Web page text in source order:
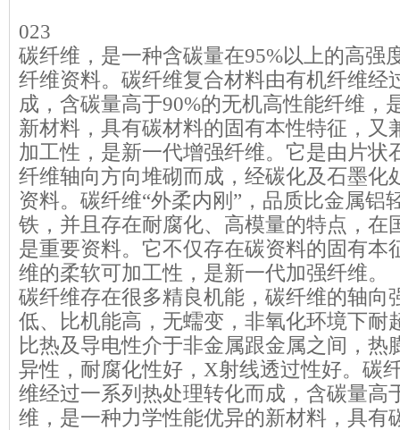
023
碳纤维，是一种含碳量在95%以上的高强
纤维资料。 碳纤维复合材料由有机纤维经
成，含碳量高于90%的无机高性能纤维，
新材料，具有碳材料的固有本性特征，又
加工性，是新一代增强纤维。它是由片状
纤维轴向方向堆砌而成，经碳化及石墨化
资料。碳纤维“外柔内刚”，品质比金属铝
铁，并且存在耐腐化、高模量的特点，在
是重要资料。它不仅存在碳资料的固有本
维的柔软可加工性，是新一代加强纤维。
碳纤维存在很多精良机能，碳纤维的轴向
低、比机能高，无蠕变，非氧化环境下耐
比热及导电性介于非金属跟金属之间，热
异性，耐腐化性好，X射线透过性好。碳
维经过一系列热处理转化而成，含碳量高
维，是一种力学性能优异的新材料，具有